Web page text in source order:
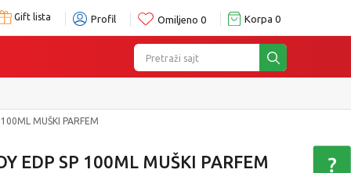
Gift lista Profil Omiljeno 0 Korpa 0
Pretraži sajt
MUŠKI PARFEM
EDP SP 100ML MUŠKI PARFEM